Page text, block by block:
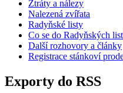
Ztráty a nálezy
Nalezená zvířata
Radyňské listy
Co se do Radyňských
Další rozhovory a články
Registrace stánkoví
Exporty do RSS